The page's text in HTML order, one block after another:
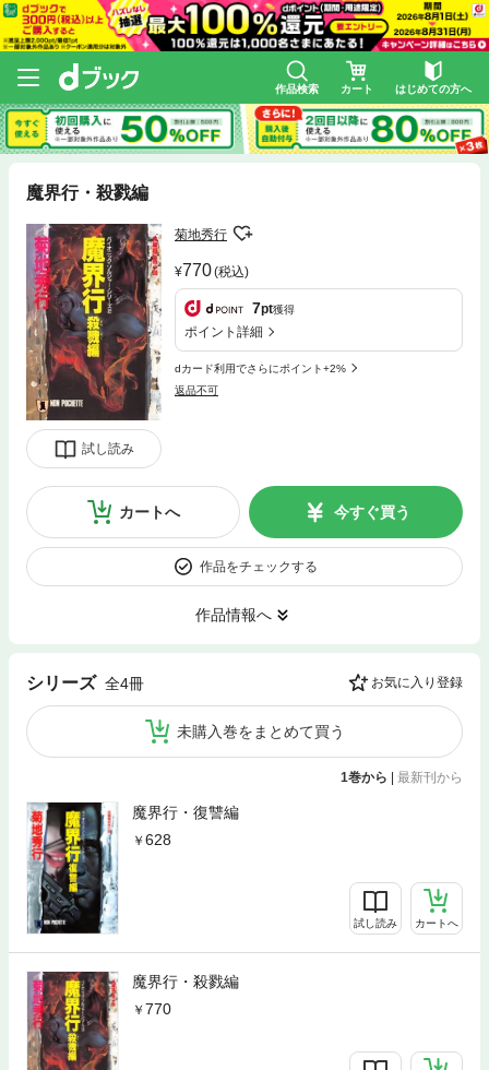
作品検索 カート はじめての方へ
魔界行・殺戮編
試し読み
菊地秀行
770(税込)
7pt獲得
ポイント詳細
dカード利用でさらにポイント+2%
返品不可
カートへ 今すぐ買う
作品をチェックする
作品情報へ
シリーズ 全4冊 お気に入り登録
未購入巻をまとめて買う
1巻から | 最新刊から
魔界行・復讐編
628
試し読み カートへ
魔界行・殺戮編
770